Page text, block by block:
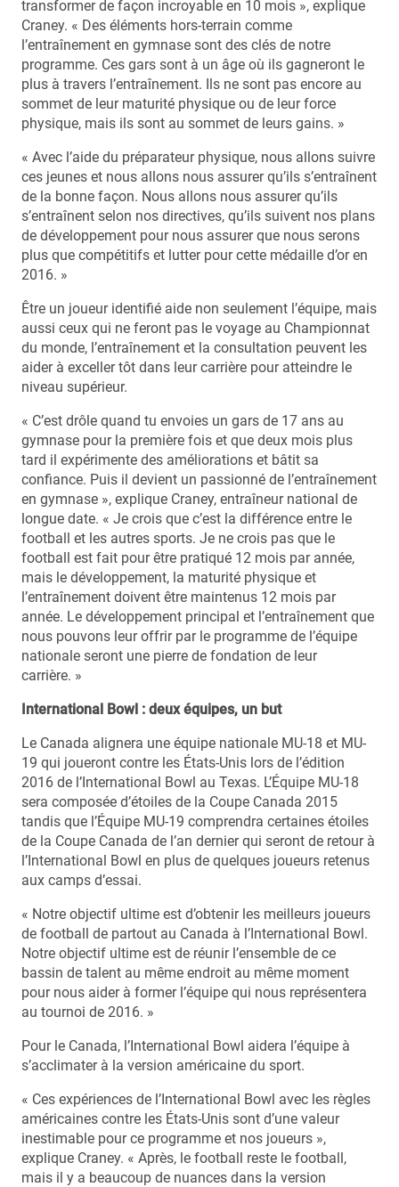
transformer de façon incroyable en 10 mois », explique
Craney. « Des éléments hors-terrain comme
l’entraînement en gymnase sont des clés de notre
programme. Ces gars sont à un âge où ils gagneront le
plus à travers l’entraînement. Ils ne sont pas encore au
sommet de leur maturité physique ou de leur force
physique, mais ils sont au sommet de leurs gains. »
« Avec l’aide du préparateur physique, nous allons suivre
ces jeunes et nous allons nous assurer qu’ils s’entraînent
de la bonne façon. Nous allons nous assurer qu’ils
s’entraînent selon nos directives, qu’ils suivent nos plans
de développement pour nous assurer que nous serons
plus que compétitifs et lutter pour cette médaille d’or en
2016. »
Être un joueur identifié aide non seulement l’équipe, mais
aussi ceux qui ne feront pas le voyage au Championnat
du monde, l’entraînement et la consultation peuvent les
aider à exceller tôt dans leur carrière pour atteindre le
niveau supérieur.
« C’est drôle quand tu envoies un gars de 17 ans au
gymnase pour la première fois et que deux mois plus
tard il expérimente des améliorations et bâtit sa
confiance. Puis il devient un passionné de l’entraînement
en gymnase », explique Craney, entraîneur national de
longue date. « Je crois que c’est la différence entre le
football et les autres sports. Je ne crois pas que le
football est fait pour être pratiqué 12 mois par année,
mais le développement, la maturité physique et
l’entraînement doivent être maintenus 12 mois par
année. Le développement principal et l’entraînement que
nous pouvons leur offrir par le programme de l’équipe
nationale seront une pierre de fondation de leur
carrière. »
International Bowl : deux équipes, un but
Le Canada alignera une équipe nationale MU-18 et MU-
19 qui joueront contre les États-Unis lors de l’édition
2016 de l’International Bowl au Texas. L’Équipe MU-18
sera composée d’étoiles de la Coupe Canada 2015
tandis que l’Équipe MU-19 comprendra certaines étoiles
de la Coupe Canada de l’an dernier qui seront de retour à
l’International Bowl en plus de quelques joueurs retenus
aux camps d’essai.
« Notre objectif ultime est d’obtenir les meilleurs joueurs
de football de partout au Canada à l’International Bowl.
Notre objectif ultime est de réunir l’ensemble de ce
bassin de talent au même endroit au même moment
pour nous aider à former l’équipe qui nous représentera
au tournoi de 2016. »
Pour le Canada, l’International Bowl aidera l’équipe à
s’acclimater à la version américaine du sport.
« Ces expériences de l’International Bowl avec les règles
américaines contre les États-Unis sont d’une valeur
inestimable pour ce programme et nos joueurs »,
explique Craney. « Après, le football reste le football,
mais il y a beaucoup de nuances dans la version